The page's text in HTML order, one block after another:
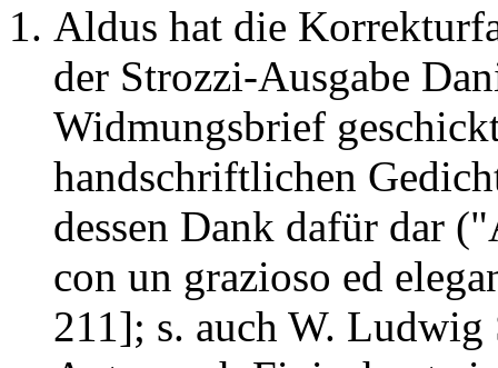
Aldus hat die
der Strozzi-Ausgabe
Widmungsbrief
handschriftlichen
dessen Dank dafür dar
con un grazioso ed
211]; s. auch W.